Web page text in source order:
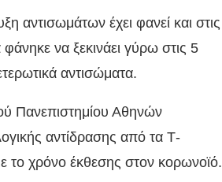
αντισωμάτων έχει φανεί και στις
να ξεκινάει γύρω στις 5
αντισώματα.
Πανεπιστημίου Αθηνών
αντίδρασης από τα Τ-
το χρόνο έκθεσης στον κορωνοϊό.